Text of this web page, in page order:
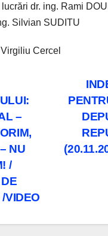
lucrări dr. ing. Rami
Silvian SUDITU
Cercel
–
NU
/
VIDEO